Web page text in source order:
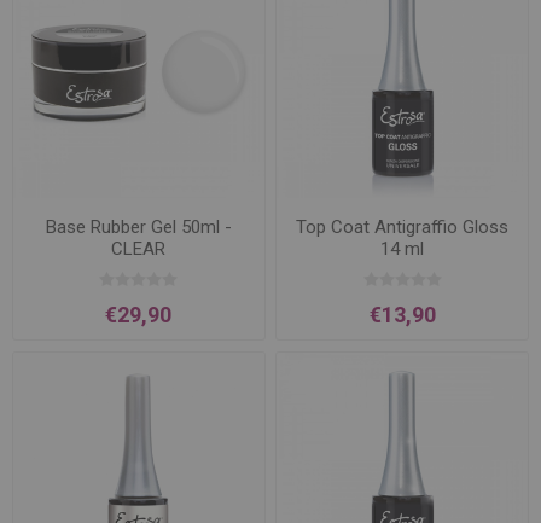
Base Rubber Gel 50ml -
CLEAR
€29,90
Top Coat Antigraffio Gloss
14 ml
€13,90